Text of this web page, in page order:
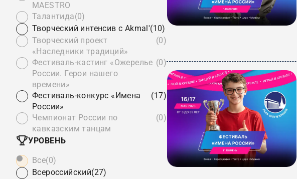
MAESTRO
Талантида(0)
Творческий интенсив с Akmal'(10)
Творческий проект
«Наследники традиций»
(0)
Фестиваль-кастинг «Ожерелье
России. Герои нашего
времени»
(0)
Фестиваль-конкурс «Имена
России»
(17)
Чемпионат России по
кавказским танцам
(0)
УРОВЕНЬ
Все(0)
Всероссийский(27)